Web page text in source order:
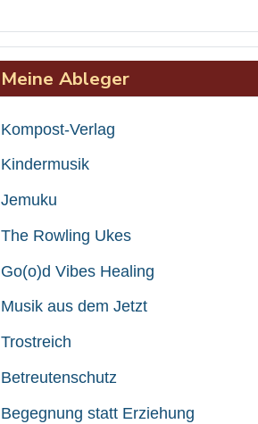
Meine Ableger
Kompost-Verlag
Kindermusik
Jemuku
The Rowling Ukes
Go(o)d Vibes Healing
Musik aus dem Jetzt
Trostreich
Betreutenschutz
Begegnung statt Erziehung